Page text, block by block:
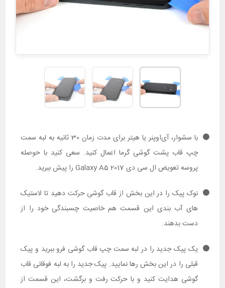
با سشوار، آی‌اوپنر یا هیتر برای مدت زمان 30 ثانیه به لبه سمت
چپ قاب پشت گوشی گرما اعمال کنید. سعی کنید با حوصله
پروسه تعویض ال سی دی Galaxy A5 2017 را پیش ببرید.
نوک پیک را در این بخش از قاب گوشی حرکت دهید تا لاستیک
های آب بندی این قسمت هم خاصیت چسبندگی خود را از
دست بدهند.
یک پیک جدید را در لبه سمت چپ قاب گوشی فرو ببرید و پیک
قبلی را در این بخش رها نمایید. پیک جدید را به لبه فوقانی قاب
گوشی هدایت کنید و با حرکت رفت و برگشت، این قسمت از